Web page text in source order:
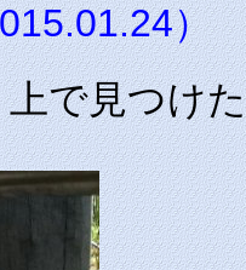
）
で見つけ